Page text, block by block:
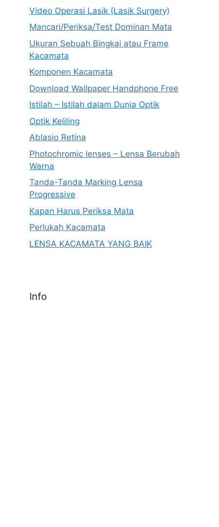
Video Operasi Lasik (Lasik Surgery)
Mancari/Periksa/Test Dominan Mata
Ukuran Sebuah Bingkai atau Frame
Kacamata
Komponen Kacamata
Download Wallpaper Handphone Free
Istilah – Istilah dalam Dunia Optik
Optik Keliling
Ablasio Retina
Photochromic lenses – Lensa Berubah
Warna
Tanda-Tanda Marking Lensa
Progressive
Kapan Harus Periksa Mata
Perlukah Kacamata
LENSA KACAMATA YANG BAIK
Info